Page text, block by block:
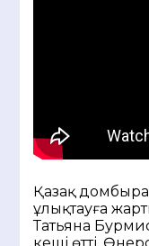
Қазақ
ұлықтауға
Татьяна